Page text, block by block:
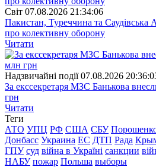
Свiт 07.08.2026 21:34:06
Пакистан, Туреччина та Саудівська
про колективну оборону
Читати
Надзвичайні події 07.08.2026
За екссекретаря МЗС Банькова
грн
Читати
Теги
АТО УПЦ РФ США СБУ
Донбасс Украина ЕС ДТП Рада
ГПУ суд війна в Україні санкции
НАБУ пожар Польша выборы